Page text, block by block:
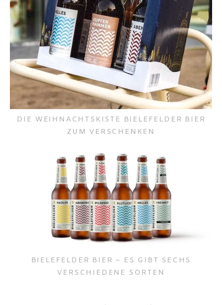
DIE WEIHNACHTSKISTE BIELEFELDER BIER
ZUM VERSCHENKEN
BIELEFELDER BIER – ES GIBT SECHS
VERSCHIEDENE SORTEN